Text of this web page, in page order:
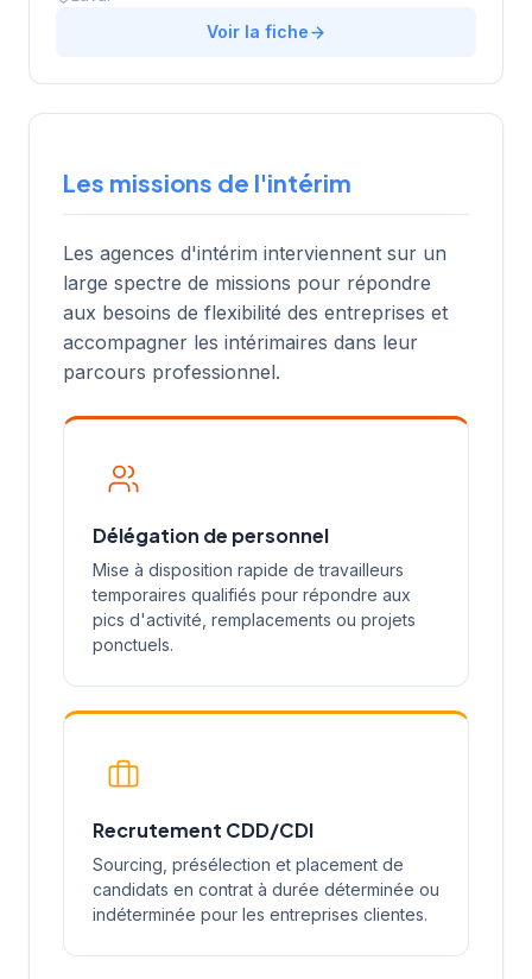
Voir la fiche
Les missions de l'intérim
Les agences d'intérim interviennent sur un
large spectre de missions pour répondre
aux besoins de flexibilité des entreprises et
accompagner les intérimaires dans leur
parcours professionnel.
Délégation de personnel
Mise à disposition rapide de travailleurs
temporaires qualifiés pour répondre aux
pics d'activité, remplacements ou projets
ponctuels.
Recrutement CDD/CDI
Sourcing, présélection et placement de
candidats en contrat à durée déterminée ou
indéterminée pour les entreprises clientes.